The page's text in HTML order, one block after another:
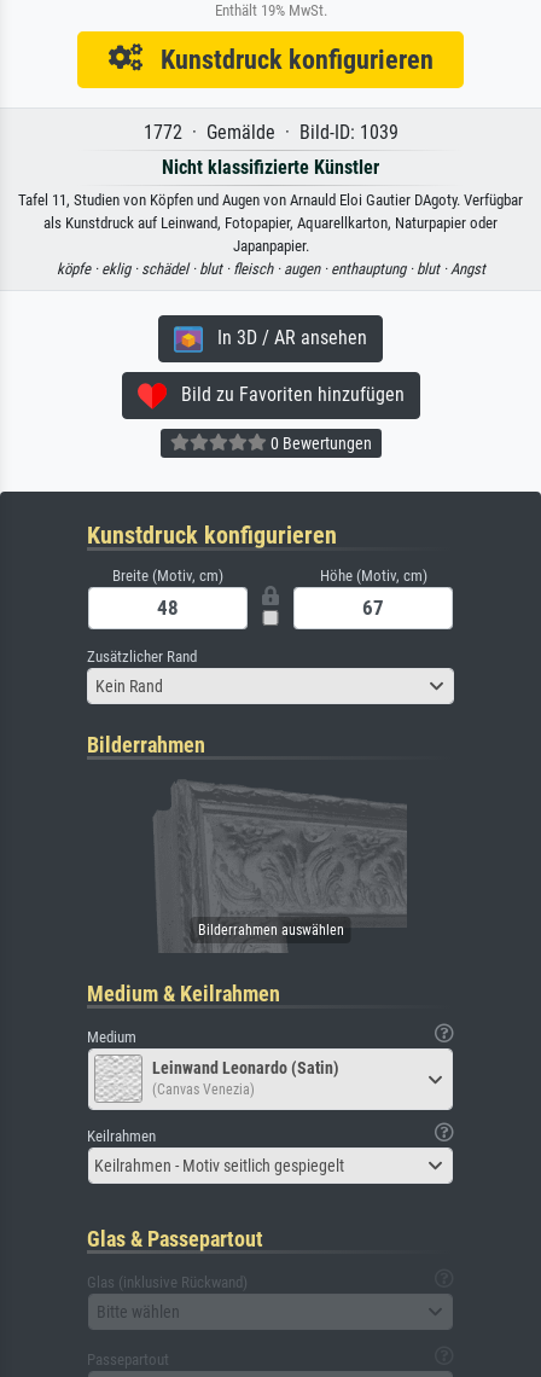
Enthält 19% MwSt.
Kunstdruck konfigurieren
1772 · Gemälde · Bild-ID: 1039
Nicht klassifizierte Künstler
Tafel 11, Studien von Köpfen und Augen von Arnauld Eloi Gautier DAgoty. Verfügbar
als Kunstdruck auf Leinwand, Fotopapier, Aquarellkarton, Naturpapier oder
Japanpapier.
köpfe · eklig · schädel · blut · fleisch · augen · enthauptung · blut ·Angst
In 3D / AR ansehen
Bild zu Favoriten hinzufügen
0 Bewertungen
Kunstdruck konfigurieren
Breite (Motiv, cm) Höhe (Motiv, cm)
Zusätzlicher Rand
Kein Rand
Bilderrahmen
Medium & Keilrahmen
Medium
Leinwand Leonardo (Satin)
(Canvas Venezia)
Keilrahmen
Keilrahmen - Motiv seitlich gespiegelt
Glas & Passepartout
Glas (inklusive Rückwand)
Bitte wählen
Passepartout